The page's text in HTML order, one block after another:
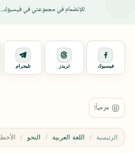
للإنضمام في مجموعتي في فيسبوك..
فيسبوك ثريدز تليجرام
الرئيسية اللغة العربية النحو